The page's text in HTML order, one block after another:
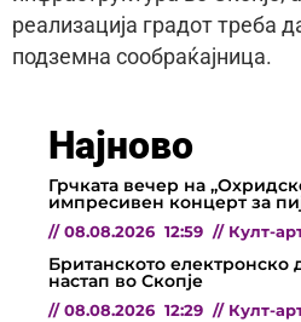
реализација градот треба
подземна сообраќајница.
Најново
Грчката вечер на
импресивен концерт за
// 08.08.2026 12:59 // Култ-
Британското електронско
настап во Скопје
// 08.08.2026 12:29 // Култ-